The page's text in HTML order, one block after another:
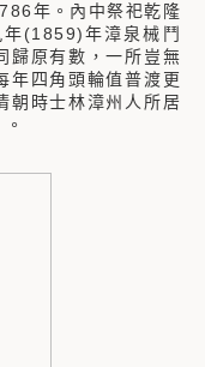
年。內中祭祀乾隆
(1859)年漳泉械鬥
歸原有數，一所豈無
年四角頭輪值普渡更
朝時士林漳州人所居